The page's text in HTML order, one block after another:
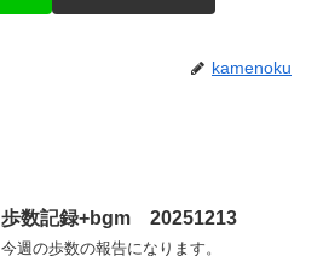
kamenoku
歩数記録+bgm 20251213
今週の歩数の報告になります。